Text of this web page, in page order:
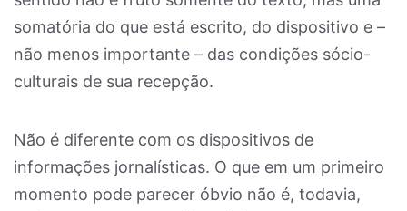
somatória do que está escrito, do dispositivo e –
não menos importante – das condições sócio-
culturais de sua recepção.
Não é diferente com os dispositivos de
informações jornalísticas. O que em um primeiro
momento pode parecer óbvio não é, todavia,